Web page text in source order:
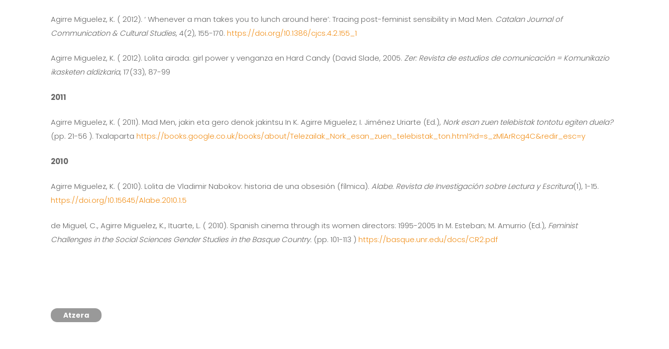
Agirre Miguelez, K. ( 2012). ‘ Whenever a man takes you to lunch around here’: Tracing post-feminist sensibility in Mad Men. Catalan Journal of
Communication & Cultural Studies, 4(2), 155-170. https://doi.org/10.1386/cjcs.4.2.155_1
Agirre Miguelez, K. ( 2012). Lolita airada: girl power y venganza en Hard Candy (David Slade, 2005. Zer: Revista de estudios de comunicación = Komunikazio
ikasketen aldizkaria, 17(33), 87-99
2011
Agirre Miguelez, K. ( 2011). Mad Men, jakin eta gero denok jakintsu In K. Agirre Miguelez; I. Jiménez Uriarte (Ed.), Nork esan zuen telebistak tontotu egiten duela?
(pp. 21-56 ). Txalaparta https://books.google.co.uk/books/about/Telezailak_Nork_esan_zuen_telebistak_ton.html?id=s_zMlArRcg4C&redir_esc=y
2010
Agirre Miguelez, K. ( 2010). Lolita de Vladimir Nabokov: historia de una obsesión (fílmica). Alabe. Revista de Investigación sobre Lectura y Escritura(1), 1-15.
https://doi.org/10.15645/Alabe.2010.1.5
de Miguel, C., Agirre Miguelez, K., Ituarte, L. ( 2010). Spanish cinema through its women directors: 1995-2005 In M. Esteban; M. Amurrio (Ed.), Feminist
Challenges in the Social Sciences Gender Studies in the Basque Country. (pp. 101-113 ) https://basque.unr.edu/docs/CR2.pdf
Atzera